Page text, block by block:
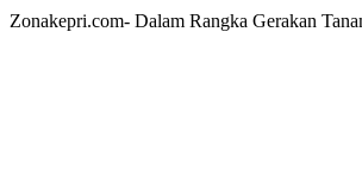
Zonakepri.com- Dalam Rangka Gerakan